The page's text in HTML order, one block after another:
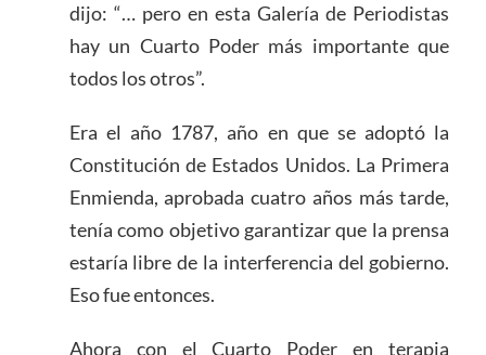
dijo: “… pero en esta Galería de Periodistas
hay un Cuarto Poder más importante que
todos los otros”.
Era el año 1787, año en que se adoptó la
Constitución de Estados Unidos. La Primera
Enmienda, aprobada cuatro años más tarde,
tenía como objetivo garantizar que la prensa
estaría libre de la interferencia del gobierno.
Eso fue entonces.
Ahora con el Cuarto Poder en terapia